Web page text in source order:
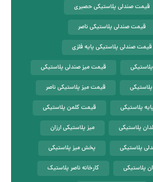
قیمت صندلی پلاستیکی حصیری
قیمت صندلی پلاستیکی ناصر
قیمت صندلی پلاستیکی پایه فلزی
قیمت میز صندلی پلاستیکی
قیمت میز پلاستیکی ناصر
پلاستیکی قیمت کلمن پلاستیکی
پلاستیکی میز پلاستیکی ارزان
پلاستیکی پخش میز پلاستیکی
پلاستیکی کارخانه ناصر پلاستیک